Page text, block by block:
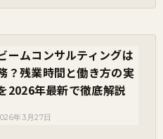
ームコンサルティングは
？残業時間と働き方の実
2026年最新で徹底解説
年3月27日